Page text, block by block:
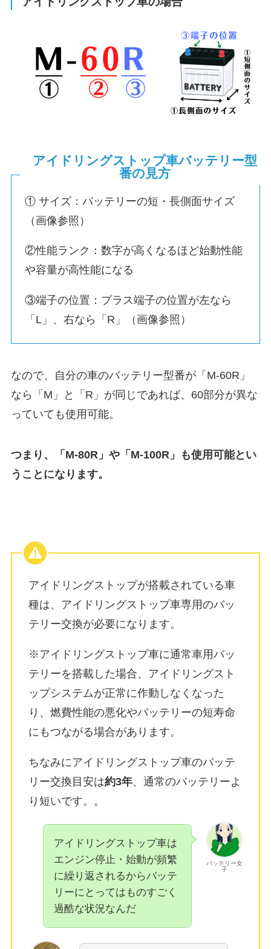
アイドリングストップ車バッテリー型
番の見方
① サイズ：バッテリーの短・長側面サイズ
（画像参照）
②性能ランク：数字が高くなるほど始動性能
や容量が高性能になる
③端子の位置：プラス端子の位置が左なら
「L」、右なら「R」（画像参照）
なので、自分の車のバッテリー型番が「M-60R」
なら「M」と「R」が同じであれば、60部分が異な
っていても使用可能。
つまり、「M-80R」や「M-100R」も使用可能とい
うことになります。
アイドリングストップが搭載されている車
種は、 アイドリングストップ車専用のバッ
テリー交換が必要になります。
※アイドリングストップ車に通常車用バッ
テリーを搭載した場合、アイドリングスト
ップシステムが正常に作動しなくなった
り、燃費性能の悪化やバッテリーの短寿命
にもつながる場合があります。
ちなみにアイドリングストップ車のバッテ
リー交換目安は約3年、通常のバッテリーよ
り短いです。
。
バッテリー女
子
アイドリングストップ車は
エンジン停止・始動が頻繁
に繰り返されるからバッテ
リーにとってはものすごく
過酷な状況なんだ